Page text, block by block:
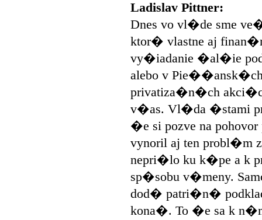
Ladislav Pittner:
Dnes vo vl�de sme
ktor� vlastne aj
vy�iadanie �al�ie
alebo v
privatiza�n�ch
v�as. Vl�da �stami
�e si pozve na
vynoril aj ten probl�m
nepri�lo ku k�pe a k
sp�sobu v�meny.
dod� patri�n�
kona�. To �e sa k